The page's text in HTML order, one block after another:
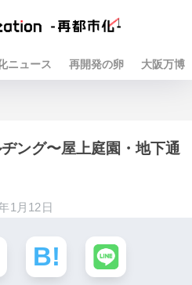
ニュース 再開発の卵 大阪万博
ング〜屋上庭園・地下通
1月12日